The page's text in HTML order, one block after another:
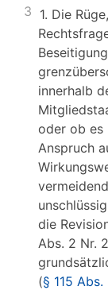
3 1. Die
innerhalb
oder ob es
Anspruch
die
Abs. 2 Nr.
(§ 115 Abs.